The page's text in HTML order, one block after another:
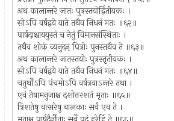
अथ कालान्तरे जातः पुत्रस्तयोर्द्वितीयकः ।
सोऽपि वर्षद्वये याते तथैव निधनं गतः ॥६२॥
पार्षदाश्चाययुस्तं च नेतुं विमानसंस्थिताः ।
तथैव शोकं व्यनुदन् पित्रोः पुनस्तथैव ते ॥६३॥
अथ कालान्तरे जातस्तयोः पुत्रस्तृतीयकः ।
सोऽपि वर्षद्वये याते तथैव निधनं गतः ॥६४॥
चतुर्थोऽपि पंचमोऽपि वर्षत्रयाऽन्तरे तथा ।
एवं तेषामनुजाश्च दशोत्तरशतं मृताः ॥६५॥
त्रिशतेषु वत्सरेषु बालकाः सर्व एव ते ।